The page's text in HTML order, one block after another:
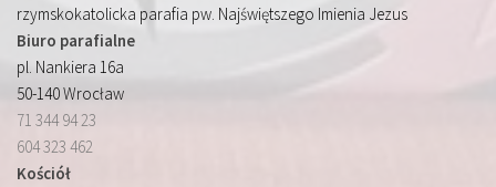
rzymskokatolicka parafia pw. Najświętszego Imienia Jezus
Biuro parafialne
pl. Nankiera 16a
50-140 Wrocław
71 344 94 23
604 323 462
Kościół